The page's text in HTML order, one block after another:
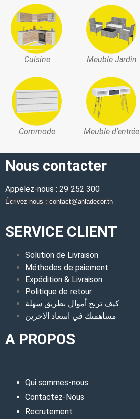
Cuisine Meuble Jardin
Commode Meuble d'entrée
Nous contacter
Appelez-nous : 29 252 300
Écrivez-nous : contact@ahladecor.tn
SERVICE CLIENT
Solution de Livraison
Méthodes de paiement
Expédition & Livraison
Politique de retour
كيف تربح أموال بطريق سهلة
مساهمتك في اسعاد الاخرين
A PROPOS
Qui sommes-nous
Contactez-Nous
Recrutement